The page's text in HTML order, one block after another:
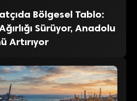
Bölgesel Tablo:
Sürüyor, Anadolu
Artırıyor